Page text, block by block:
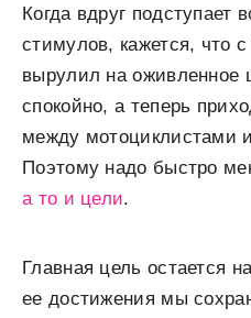
Когда вдруг подступает
стимулов, кажется, что
вырулил на оживленное
спокойно, а теперь
между мотоциклистами
Поэтому надо быстро
а то и цели.
Главная цель остается
ее достижения мы